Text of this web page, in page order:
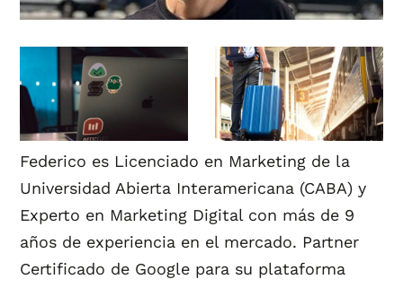
Federico es Licenciado en Marketing de la
Universidad Abierta Interamericana (CABA) y
Experto en Marketing Digital con más de 9
años de experiencia en el mercado. Partner
Certificado de Google para su plataforma